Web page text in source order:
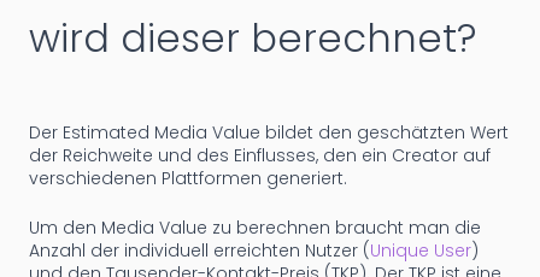
wird dieser berechnet?
Der Estimated Media Value bildet den geschätzten Wert
der Reichweite und des Einflusses, den ein Creator auf
verschiedenen Plattformen generiert.
Um den Media Value zu berechnen braucht man die
Anzahl der individuell erreichten Nutzer (Unique User)